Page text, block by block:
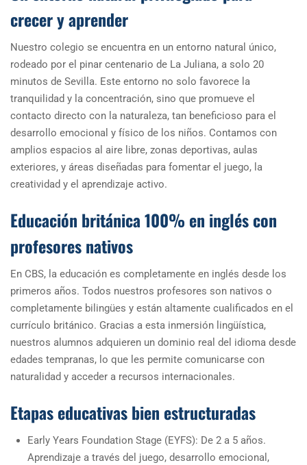
crecer y aprender
Nuestro colegio se encuentra en un entorno natural único,
rodeado por el pinar centenario de La Juliana, a solo 20
minutos de Sevilla. Este entorno no solo favorece la
tranquilidad y la concentración, sino que promueve el
contacto directo con la naturaleza, tan beneficioso para el
desarrollo emocional y físico de los niños. Contamos con
amplios espacios al aire libre, zonas deportivas, aulas
exteriores, y áreas diseñadas para fomentar el juego, la
creatividad y el aprendizaje activo.
Educación británica 100% en inglés con
profesores nativos
En CBS, la educación es completamente en inglés desde los
primeros años. Todos nuestros profesores son nativos o
completamente bilingües y están altamente cualificados en el
currículo británico. Gracias a esta inmersión lingüística,
nuestros alumnos adquieren un dominio real del idioma desde
edades tempranas, lo que les permite comunicarse con
naturalidad y acceder a recursos internacionales.
Etapas educativas bien estructuradas
Early Years Foundation Stage (EYFS): De 2 a 5 años.
Aprendizaje a través del juego, desarrollo emocional,